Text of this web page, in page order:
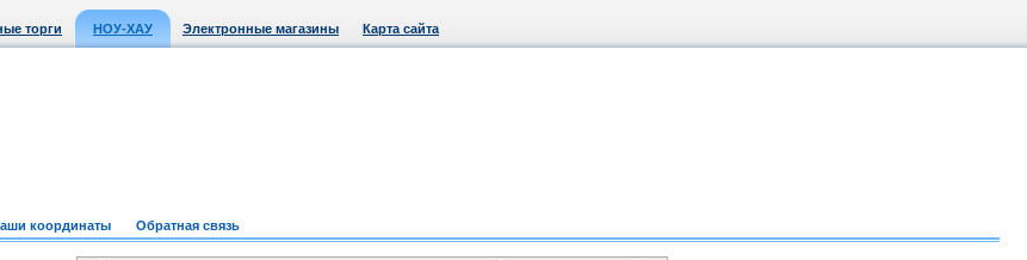
торги НОУ-ХАУ Электронные магазины Карта сайта
координаты Обратная связь